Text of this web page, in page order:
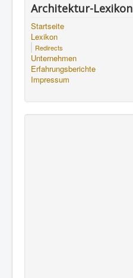
Architektur-Lexikon
Startseite
Lexikon
Redirects
Unternehmen
Erfahrungsberichte
Impressum